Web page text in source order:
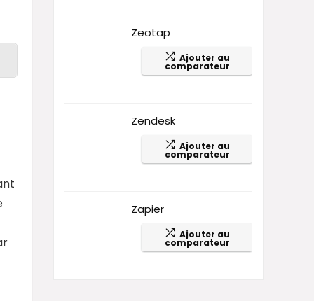
Zeotap
Ajouter au
comparateur
Zendesk
Ajouter au
comparateur
Zapier
Ajouter au
comparateur